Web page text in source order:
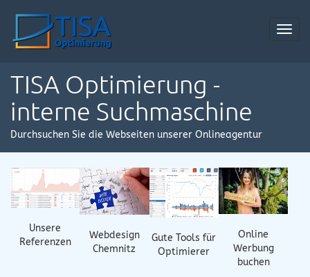
TISA Optimierung -
interne Suchmaschine
Durchsuchen Sie die Webseiten unserer Onlineagentur
Unsere
Referenzen
Webdesign
Chemnitz
Gute Tools für
Optimierer
Online
Werbung
buchen